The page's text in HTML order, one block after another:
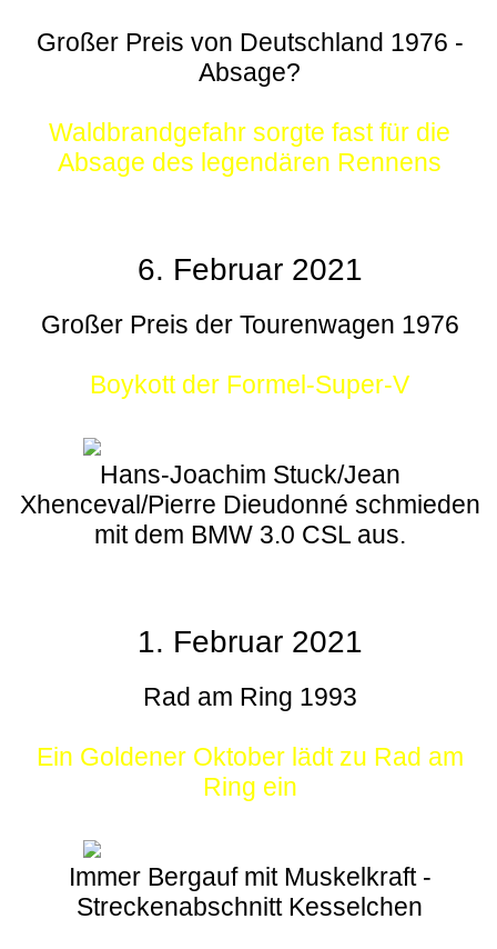
Großer Preis von Deutschland 1976 -
Absage?
Waldbrandgefahr sorgte fast für die
Absage des legendären Rennens
6. Februar 2021
Großer Preis der Tourenwagen 1976
Boykott der Formel-Super-V
Hans-Joachim Stuck/Jean
Xhenceval/Pierre Dieudonné schmieden
mit dem BMW 3.0 CSL aus.
1. Februar 2021
Rad am Ring 1993
Ein Goldener Oktober lädt zu Rad am
Ring ein
Immer Bergauf mit Muskelkraft -
Streckenabschnitt Kesselchen